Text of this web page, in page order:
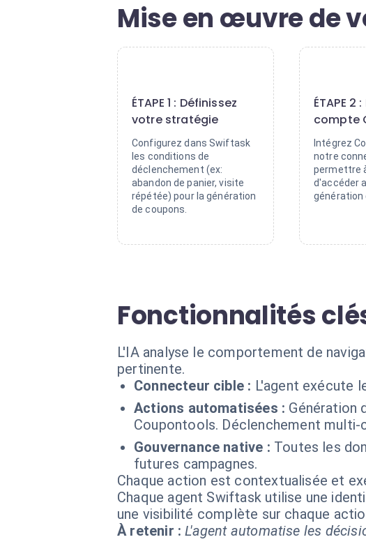
Mise en œuvre de
ÉTAPE 1 : Définissez
votre stratégie
Configurez dans Swiftask
les conditions de
déclenchement (ex:
abandon de panier, visite
répétée) pour la génération
de coupons.
ÉTAPE 2
compte
Intégrez
notre
permettre
d'accéder
génération
Fonctionnalités
L'IA analyse le comportement de
pertinente.
Connecteur cible : L'agent exécute
Actions automatisées : Génération
Coupontools. Déclenchement multi-
Gouvernance native : Toutes les
futures campagnes.
Chaque action est contextualisée et
Chaque agent Swiftask utilise une
une visibilité complète sur chaque
À retenir : L'agent automatise les